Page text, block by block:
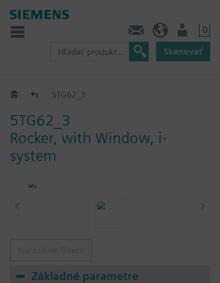
0
Skenovať
Rocker for i-system
5TG62_3
5TG62_3
Rocker, with Window, i-
system
Základné parametre